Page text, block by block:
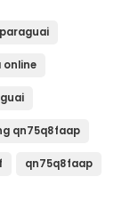
online
qn75q8faap
qn75q8faap